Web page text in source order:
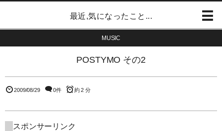
最近,気になったこと...
MUSIC
POSTYMO その2
2009/08/29 0件 約 2 分
スポンサーリンク